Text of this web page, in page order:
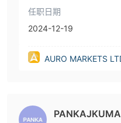
任职日期
2024-12-19
AURO MARKETS